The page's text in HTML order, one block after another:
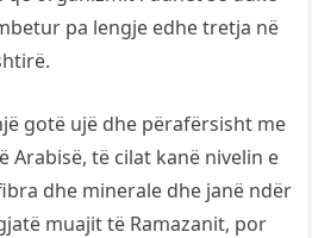
pa lengje edhe tretja në
gotë ujë dhe përafërsisht me
Arabisë, të cilat kanë nivelin e
dhe minerale dhe janë ndër
muajit të Ramazanit, por